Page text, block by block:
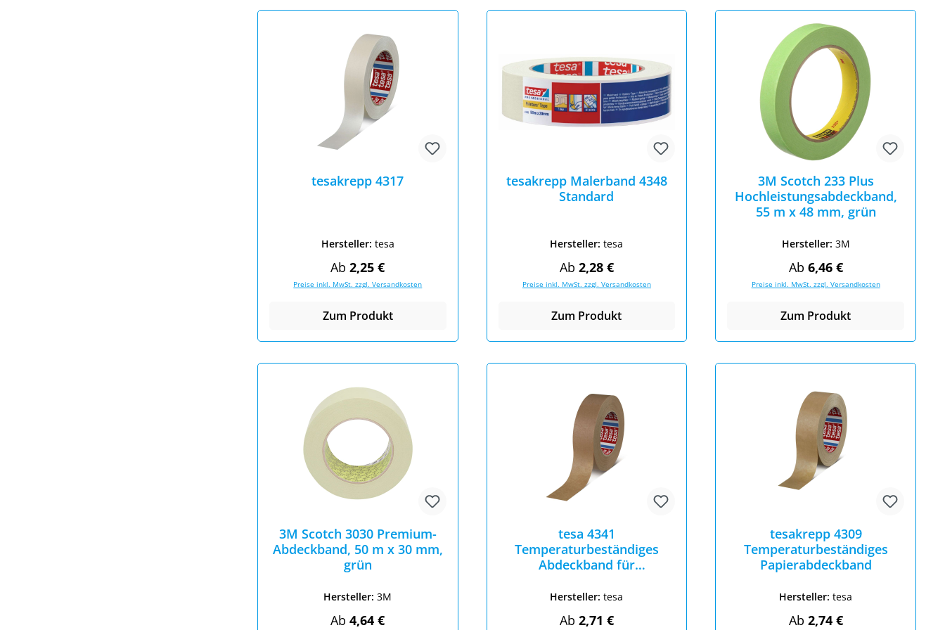
tesakrepp 4317
Hersteller: tesa
Regulärer Preis:
Ab2,25 €
Preise inkl. MwSt. zzgl. Versandkosten
Zum Produkt
tesakrepp Malerband 4348
Standard
Hersteller:tesa
Regulärer Preis:
Ab 2,28 €
Preise inkl. MwSt. zzgl. Versandkosten
Zum Produkt
3M Scotch 233 Plus
Hochleistungsabdeckband,
55 m x 48 mm, grün
Hersteller: 3M
Regulärer Preis:
Ab 6,46 €
Preise inkl. MwSt. zzgl. Versandkosten
Zum Produkt
3M Scotch 3030 Premium-
Abdeckband, 50 m x 30 mm,
grün
Hersteller:3M
Regulärer Preis:
Ab4,64 €
tesa 4341
Temperaturbeständiges
Abdeckband für
Hersteller:tesa
Regulärer Preis:
Ab 2,71 €
tesakrepp 4309
Temperaturbeständiges
Papierabdeckband
Hersteller:tesa
Regulärer Preis:
Ab 2,74 €